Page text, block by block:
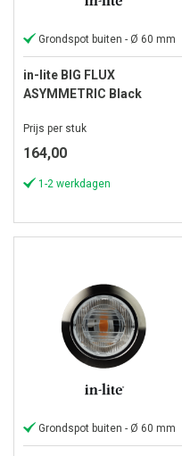
Grondspot buiten - Ø 60 mm
in-lite BIG FLUX
ASYMMETRIC Black
Prijs per stuk
164,00
1-2 werkdagen
Grondspot buiten - Ø 60 mm